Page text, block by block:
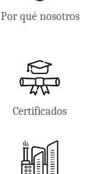
Por qué nosotros
Certificados